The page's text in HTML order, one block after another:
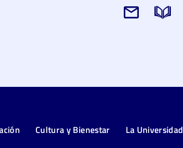
Cultura y Bienestar La Universidad